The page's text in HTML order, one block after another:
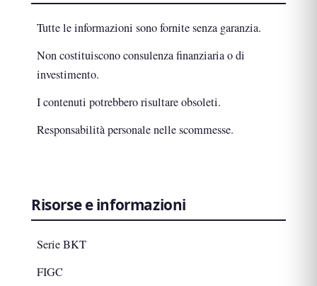
Tutte le informazioni sono fornite senza garanzia.
Non costituiscono consulenza finanziaria o di
investimento.
I contenuti potrebbero risultare obsoleti.
Responsabilità personale nelle scommesse.
Risorse e informazioni
Serie BKT
FIGC